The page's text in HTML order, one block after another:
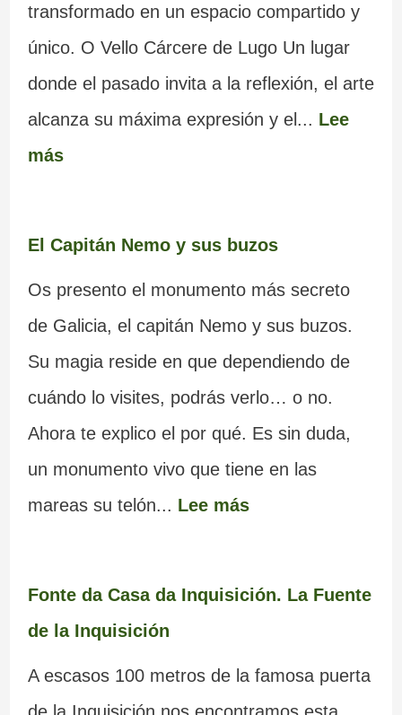
transformado en un espacio compartido y
único. O Vello Cárcere de Lugo Un lugar
donde el pasado invita a la reflexión, el arte
alcanza su máxima expresión y el... Lee
más
El Capitán Nemo y sus buzos
Os presento el monumento más secreto
de Galicia, el capitán Nemo y sus buzos.
Su magia reside en que dependiendo de
cuándo lo visites, podrás verlo… o no.
Ahora te explico el por qué. Es sin duda,
un monumento vivo que tiene en las
mareas su telón... Lee más
Fonte da Casa da Inquisición. La Fuente
de la Inquisición
A escasos 100 metros de la famosa puerta